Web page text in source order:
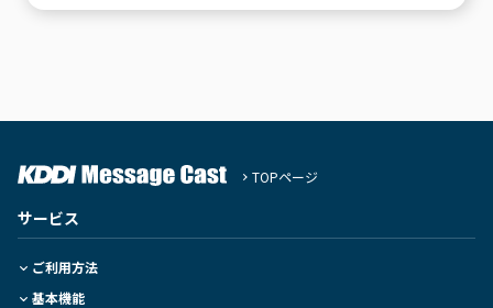
TOPページ
サービス
ご利用方法
基本機能